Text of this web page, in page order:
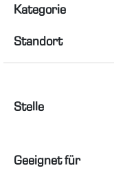
Kategorie
Standort
Stelle
Geeignet für